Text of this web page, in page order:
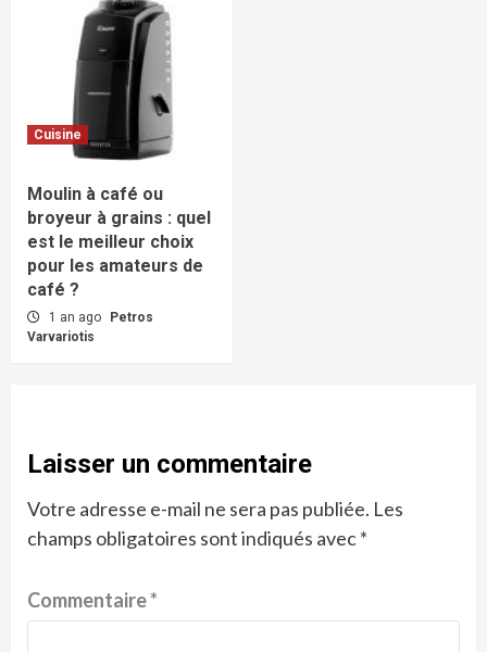
Cuisine
Moulin à café ou
broyeur à grains : quel
est le meilleur choix
pour les amateurs de
café ?
1 an ago
Petros
Varvariotis
Laisser un commentaire
Votre adresse e-mail ne sera pas publiée. Les
champs obligatoires sont indiqués avec*
Commentaire*